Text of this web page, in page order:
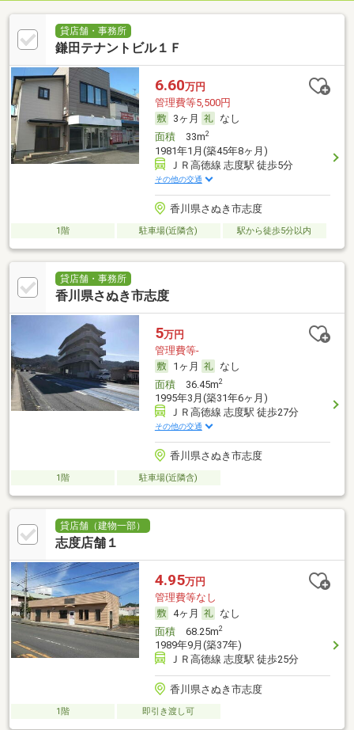
貸店舗・事務所
鎌田テナントビル１Ｆ
6.60万円
管理費等5,500円
3ヶ月
なし
面積33m2
1981年1月(築45年8ヶ月)
ＪＲ高徳線 志度駅 徒歩5分
その他の交通
香川県さぬき市志度
1階 駐車場(近隣含) 駅から徒歩5分以内
貸店舗・事務所
香川県さぬき市志度
5万円
管理費等-
1ヶ月
なし
面積36.45m2
1995年3月(築31年6ヶ月)
ＪＲ高徳線 志度駅 徒歩27分
その他の交通
香川県さぬき市志度
1階 駐車場(近隣含)
貸店舗（建物一部）
志度店舗１
4.95万円
管理費等なし
4ヶ月
なし
面積68.25m2
1989年9月(築37年)
ＪＲ高徳線 志度駅 徒歩25分
香川県さぬき市志度
1階 即引き渡し可